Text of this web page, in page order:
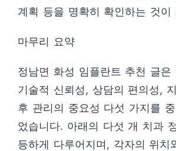
계획 등을 명확히 확인하는 것이
마무리 요약
정남면 화성 임플란트 추천 글은
기술적 신뢰성, 상담의 편의성,
후 관리의 중요성 다섯 가지를
었습니다. 아래의 다섯 개 치과
등하게 다루어지며, 각자의 위치